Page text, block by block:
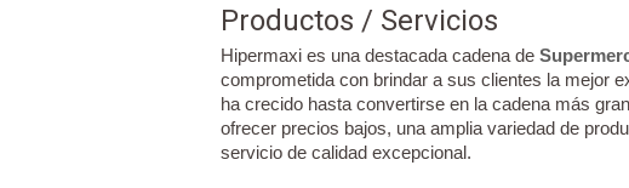
Productos / Servicios
Hipermaxi es una destacada cadena de
comprometida con brindar a sus clientes la mejor
ha crecido hasta convertirse en la cadena más
ofrecer precios bajos, una amplia variedad de
servicio de calidad excepcional.